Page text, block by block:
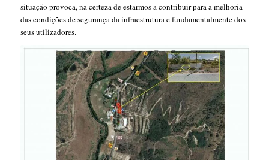
situação provoca, na certeza de estarmos a contribuir para a melhoria
das condições de segurança da infraestrutura e fundamentalmente dos
seus utilizadores.